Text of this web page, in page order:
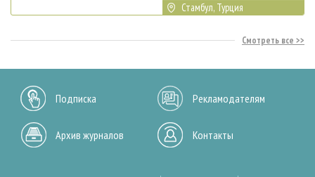
Стамбул, Турция
Смотреть все
Подписка Рекламодателям
Архив журналов Контакты